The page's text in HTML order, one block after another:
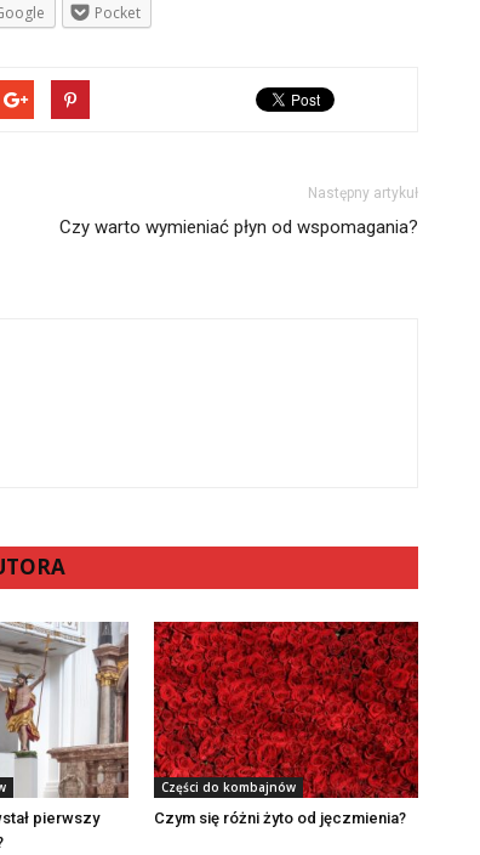
Pocket
Następny artykuł
Czy warto wymieniać płyn od wspomagania?
pierwszy
Części do kombajnów
Czym się różni żyto od jęczmienia?